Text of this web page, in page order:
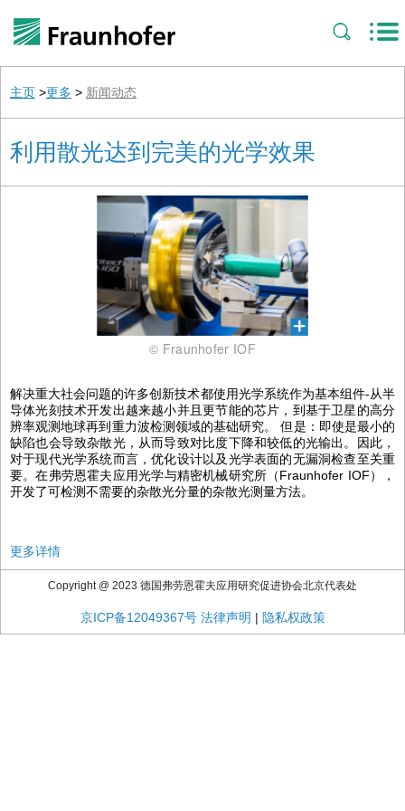
主页 >更多 > 新闻动态
利用散光达到完美的光学效果
© Fraunhofer IOF
解决重大社会问题的许多创新技术都使用光学系统作为基本组件-从半
导体光刻技术开发出越来越小并且更节能的芯片，到基于卫星的高分
辨率观测地球再到重力波检测领域的基础研究。 但是：即使是最小的
缺陷也会导致杂散光，从而导致对比度下降和较低的光输出。因此，
对于现代光学系统而言，优化设计以及光学表面的无漏洞检查至关重
要。在弗劳恩霍夫应用光学与精密机械研究所（Fraunhofer IOF），
开发了可检测不需要的杂散光分量的杂散光测量方法。
更多详情
Copyright @ 2023 德国弗劳恩霍夫应用研究促进协会北京代表处
京ICP备12049367号 法律声明 | 隐私权政策